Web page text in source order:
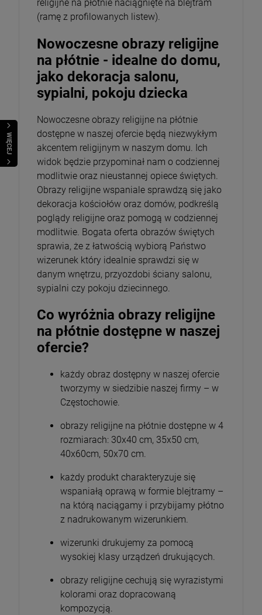
WIĘCEJ
religijne na płótnie naciągnięte na blejtram
(ramę z profilowanych listew).
Nowoczesne obrazy religijne
na płótnie - idealne do domu,
jako dekoracja salonu,
sypialni, pokoju dziecka
Nowoczesne obrazy religijne na płótnie
dostępne w naszej ofercie będą niezwykłym
akcentem religijnym w naszym domu. Ich
widok będzie przypominał nam o codziennej
modlitwie oraz nieustannej opiece świętych.
Obrazy religijne wspaniale sprawdzą się jako
dekoracja kościołów oraz domów, podkreślą
poglądy religijne oraz pomogą w codziennej
modlitwie. Bogata oferta obrazów świętych
sprawia, że z łatwością wybiorą Państwo
wizerunek który idealnie sprawdzi się w
danym wnętrzu, przyozdobi ściany salonu,
sypialni czy pokoju dziecinnego.
Co wyróżnia obrazy religijne
na płótnie dostępne w naszej
ofercie?
każdy obraz dostępny w naszej ofercie
tworzymy w siedzibie naszej firmy – w
Częstochowie.
obrazy religijne na płótnie dostępne w 4
rozmiarach: 30x40 cm, 35x50 cm,
40x60cm, 50x70 cm.
każdy produkt charakteryzuje się
wspaniałą oprawą w formie blejtramy –
na którą naciągamy i przybijamy płótno
z nadrukowanym wizerunkiem.
wizerunki drukujemy za pomocą
wysokiej klasy urządzeń drukujących.
obrazy religijne cechują się wyrazistymi
kolorami oraz dopracowaną
kompozycją.